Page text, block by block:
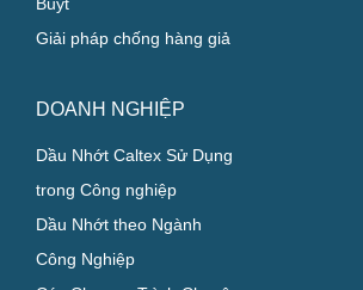
Giải pháp chống hàng giả
DOANH NGHIỆP
Dầu Nhớt Caltex Sử Dụng
trong Công nghiệp
Dầu Nhớt theo Ngành
Công Nghiệp